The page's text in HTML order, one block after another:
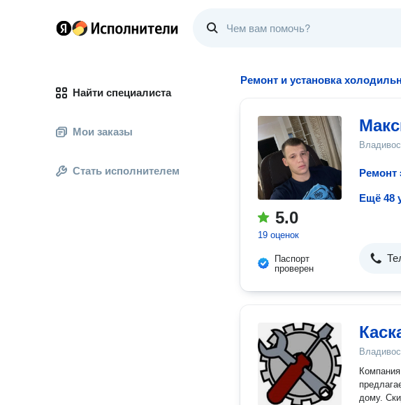
Найти специалиста
Мои заказы
Стать исполнителем
Ремонт и установка
5.0
19 оценок
Паспорт
проверен
Ещё 48
дому.